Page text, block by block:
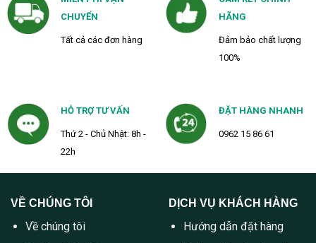
CHUYỂN
Tất cả các đơn hàng
HÃNG
Đảm bảo chất lượng
100%
HỖ TRỢ TƯ VẤN
Thứ 2 - Chủ Nhật: 8h -
22h
ĐẶT HÀNG NHANH
0962 15 86 61
VỀ CHÚNG TÔI
Về chúng tôi
DỊCH VỤ KHÁCH HÀNG
Hướng dẫn đặt hàng